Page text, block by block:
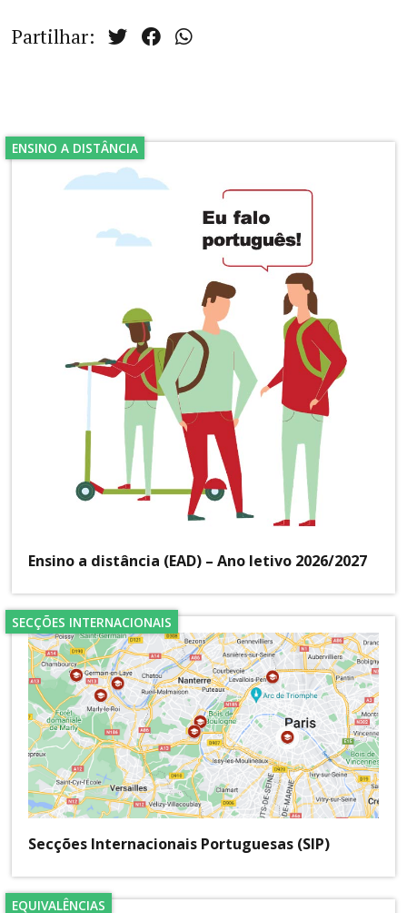
Partilhar:
ENSINO A DISTÂNCIA
Ensino a distância (EAD) – Ano letivo 2026/2027
SECÇÕES INTERNACIONAIS
Secções Internacionais Portuguesas (SIP)
EQUIVALÊNCIAS